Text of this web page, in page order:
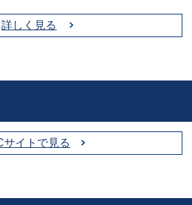
詳しく見る
サイトで見る